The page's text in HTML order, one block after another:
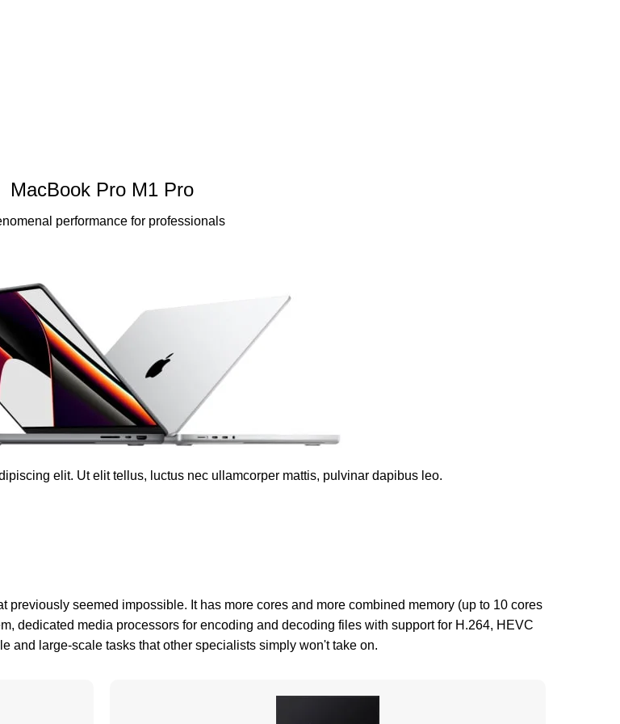
MacBook Pro M1 Pro
performance for professionals
elit. Ut elit tellus, luctus nec ullamcorper mattis, pulvinar dapibus leo.
seemed impossible. It has more cores and more combined memory (up to 10 cores
dedicated media processors for encoding and decoding files with support for H.264, HEVC
and large-scale tasks that other specialists simply won't take on.